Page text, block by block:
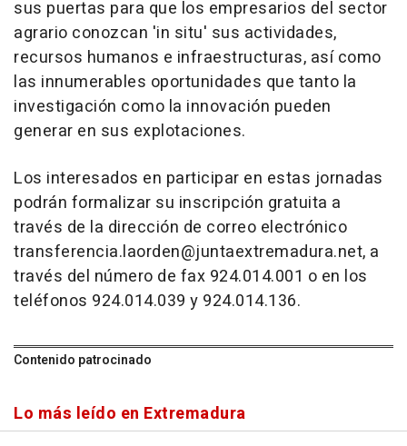
sus puertas para que los empresarios del sector
agrario conozcan 'in situ' sus actividades,
recursos humanos e infraestructuras, así como
las innumerables oportunidades que tanto la
investigación como la innovación pueden
generar en sus explotaciones.
Los interesados en participar en estas jornadas
podrán formalizar su inscripción gratuita a
través de la dirección de correo electrónico
transferencia.laorden@juntaextremadura.net, a
través del número de fax 924.014.001 o en los
teléfonos 924.014.039 y 924.014.136.
Contenido patrocinado
Lo más leído en Extremadura